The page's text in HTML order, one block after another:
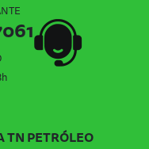
TN PETRÓLEO